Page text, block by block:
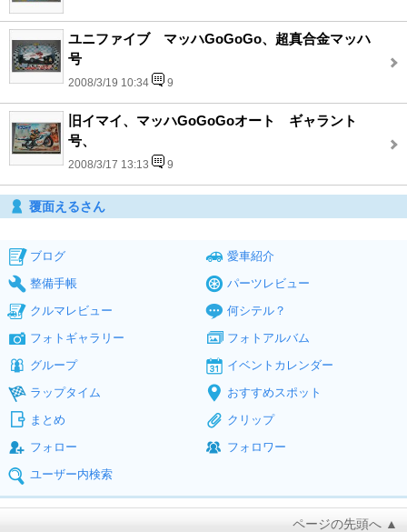
ユニファイブ マッハGoGoGo、超真合金マッハ
号
2008/3/19 10:34 9
旧イマイ、マッハGoGoGoオート ギャラント
号、
2008/3/17 13:13 9
覆面えるさん
ブログ
愛車紹介
整備手帳
パーツレビュー
クルマレビュー
何シテル？
フォトギャラリー
フォトアルバム
グループ
イベントカレンダー
ラップタイム
おすすめスポット
まとめ
クリップ
フォロー
フォロワー
ユーザー内検索
ページの先頭へ ▲